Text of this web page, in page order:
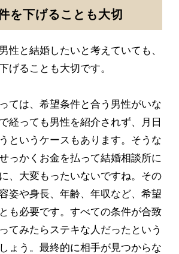
を下げることも大切
性と結婚したいと考えていても、
げることも大切です。
ては、希望条件と合う男性がいな
経っても男性を紹介されず、月日
というケースもあります。そうな
っかくお金を払って結婚相談所に
、大変もったいないですね。その
姿や身長、年齢、年収など、希望
も必要です。すべての条件が合致
てみたらステキな人だったという
ょう。最終的に相手が見つからな